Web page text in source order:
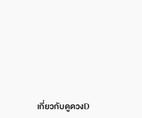
เกี่ยวกับดูดวงD